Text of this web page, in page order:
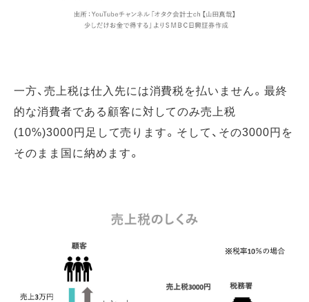
一方、売上税は仕入先には消費税を払いません。最終
的な消費者である顧客に対してのみ売上税
(10%)3000円足して売ります。そして、その3000円を
そのまま国に納めます。